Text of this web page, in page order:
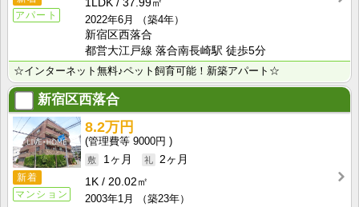
アパート
1LDK
37.99㎡
2022年6月
（築4年）
新宿区西落合
都営大江戸線 落合南長崎駅 徒歩5分
☆インターネット無料♪ペット飼育可能！新築アパート☆
新宿区西落合
新着
マンション
8.2万円
9000円
1ヶ月
2ヶ月
1K
20.02㎡
2003年1月
（築23年）